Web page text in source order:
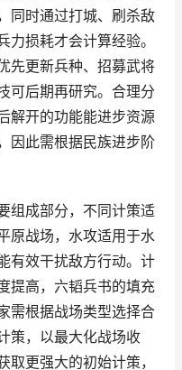
同时通过打城、刷杀敌
损耗才会计算经验。
先更新兵种、招募武将
可后期再研究。合理分
解开的功能能进步资源
因此需根据民族进步阶
组成部分，不同计策适
原战场，水攻适用于水
有效干扰敌方行动。计
提高，六韬兵书的填充
需根据战场类型选择合
策，以最大化战场收
取更强大的初始计策，